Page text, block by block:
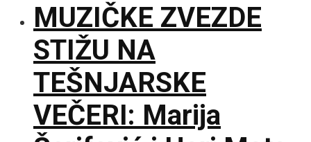
MUZIČKE ZVEZDE
STIŽU NA
TEŠNJARSKE
VEČERI: Marija